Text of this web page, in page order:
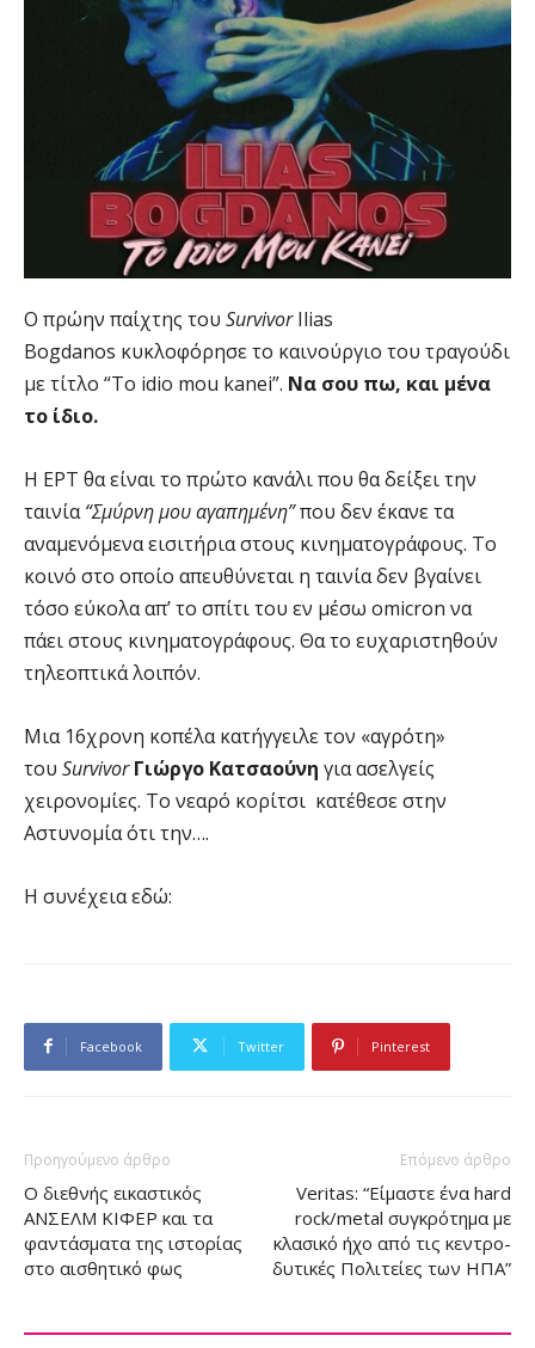
Ο πρώην παίχτης του SurvivorIlias
Bogdanos κυκλοφόρησε το καινούργιο του τραγούδι
με τίτλο “To idio mou kanei”. Να σου πω, και μένα
το ίδιο.
Η ΕΡΤ θα είναι το πρώτο κανάλι που θα δείξει την
ταινία“Σμύρνη μου αγαπημένη”που δεν έκανε τα
αναμενόμενα εισιτήρια στους κινηματογράφους. Το
κοινό στο οποίο απευθύνεται η ταινία δεν βγαίνει
τόσο εύκολα απ’ το σπίτι του εν μέσω omicron να
πάει στους κινηματογράφους. Θα το ευχαριστηθούν
τηλεοπτικά λοιπόν.
Μια 16χρονη κοπέλα κατήγγειλε τον «αγρότη»
του Survivor Γιώργο Κατσαούνη για ασελγείς
χειρονομίες. Tο νεαρό κορίτσι κατέθεσε στην
Αστυνομία ότι την….
Η συνέχεια εδώ:
Facebook Twitter Pinterest
Προηγούμενο άρθρο
Ο διεθνής εικαστικός
ΑΝΣΕΛΜ ΚΙΦΕΡ και τα
φαντάσματα της ιστορίας
στο αισθητικό φως
Επόμενο άρθρο
Veritas: “Είμαστε ένα hard
rock/metal συγκρότημα με
κλασικό ήχο από τις κεντρο-
δυτικές Πολιτείες των ΗΠΑ”